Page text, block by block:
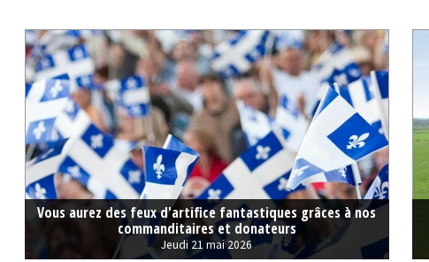
Vous aurez des feux d'artifice fantastiques grâces à nos
commanditaires et donateurs
Jeudi 21 mai 2026